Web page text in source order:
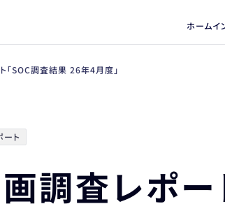
ホームイ
「SOC調査結果 26年4月度」
ート
調査レポー